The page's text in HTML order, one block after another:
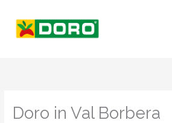
contenuto
Doro in Val Borbera